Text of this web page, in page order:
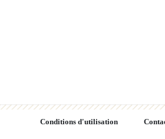
Conditions d'utilisation